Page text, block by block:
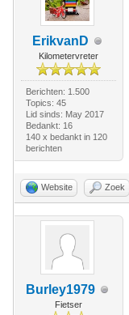
ErikvanD
Kilometervreter
Berichten: 1.500
Topics: 45
Lid sinds: May 2017
Bedankt: 16
140 x bedankt in 120
berichten
Website Zoek
Burley1979
Fietser